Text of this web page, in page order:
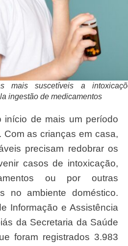
mais suscetíveis a
ingestão de medicamentos
Com as crianças em casa,
precisam redobrar os
casos de intoxicação,
ou por outras
no ambiente doméstico.
Informação e Assistência
da Secretaria da Saúde
foram registrados 3.983